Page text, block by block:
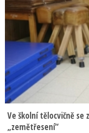
Ve školní tělocvičně se
„zemětřesení“